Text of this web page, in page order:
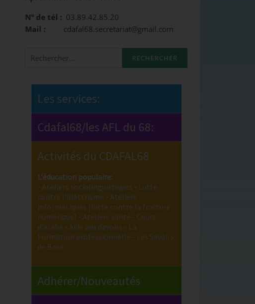
N° de tél : 03.89.42.85.20
Mail : cdafal68.secretariat@gmail.com